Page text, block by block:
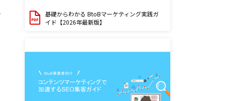
基礎からわかる BtoBマーケティング実践ガ
イド【2026年最新版】